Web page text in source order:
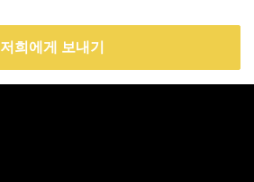
저희에게 보내기